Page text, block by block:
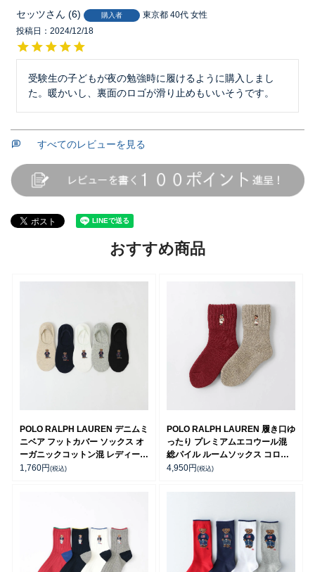
セッツ 6 購入者 東京都 40代 女性
投稿日
2024/12/18
受験生の子どもが夜の勉強時に履けるように購入しまし
た。暖かいし、裏面のロゴが滑り止めもいいそうです。
すべてのレビューを見る
おすすめ商品
POLO RALPH LAUREN デニムミ
ニベア フットカバー ソックス オ
ーガニックコットン混 レディース
03207920
1,760円 (税込)
POLO RALPH LAUREN 履き口ゆ
ったり プレミアムエコウール混
総パイル ルームソックス コロラ
ドベア 刺しゅう ポロベア クルー
4,950円 (税込)